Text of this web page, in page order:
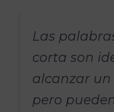
Las
corta son
alcanzar
pero